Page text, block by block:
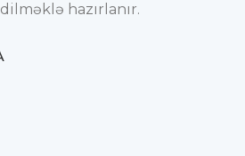
hazırlanır.